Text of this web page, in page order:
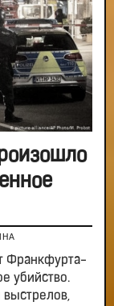
Франкфурта-
убийство.